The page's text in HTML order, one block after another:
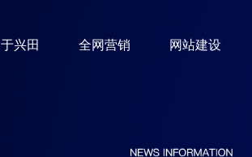
兴田 全网营销 网站建设